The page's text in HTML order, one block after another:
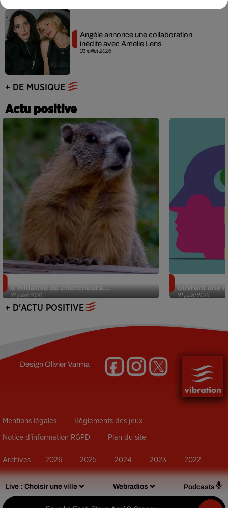
Live : Choisir une ville Webradios Podcasts
31 juillet 2026
Angèle annonce une collaboration
inédite avec Amelie Lens
+ DE MUSIQUE
Actu positive
31 juillet 2026
d’initiative de chercheurs...
31 juillet 2026
ouvrent une
+ D'ACTU POSITIVE
DesignOlivier Varma
Mentions légales Règlements des jeux
Notice d’information RGPD Plan du site
Archives 2026 2025 2024 2023 2022